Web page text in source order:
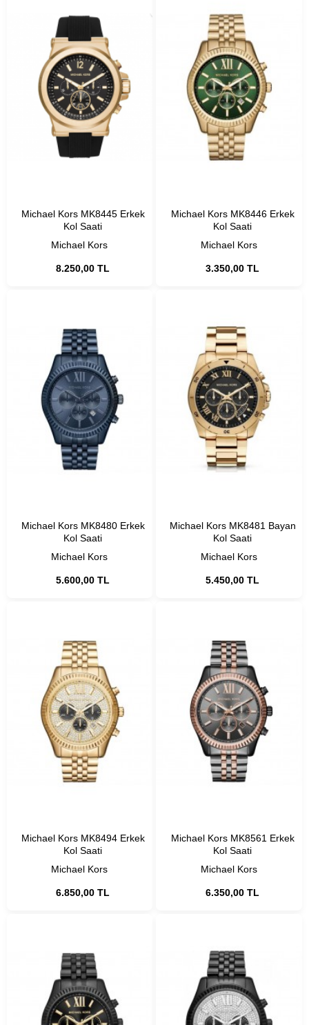
Michael Kors
Michael Kors MK8445 Erkek
Kol Saati
8.250,00 TL
Michael Kors
Michael Kors MK8446 Erkek
Kol Saati
3.350,00 TL
Michael Kors
Michael Kors MK8480 Erkek
Kol Saati
5.600,00 TL
Michael Kors
Michael Kors MK8481 Bayan
Kol Saati
5.450,00 TL
Michael Kors
Michael Kors MK8494 Erkek
Kol Saati
6.850,00 TL
Michael Kors
Michael Kors MK8561 Erkek
Kol Saati
6.350,00 TL